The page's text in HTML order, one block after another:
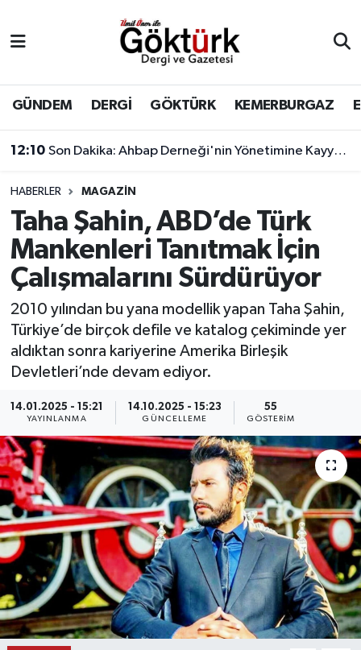
GÜNDEM DERGİ GÖKTÜRK KEMERBURGAZ
12:10 Son Dakika: Ahbap Derneği'nin Yönetimine Kayyum Atandı
HABERLER MAGAZİN
Taha Şahin, ABD’de Türk
Mankenleri Tanıtmak İçin
Çalışmalarını Sürdürüyor
2010 yılından bu yana modellik yapan Taha Şahin,
Türkiye’de birçok defile ve katalog çekiminde yer
aldıktan sonra kariyerine Amerika Birleşik
Devletleri’nde devam ediyor.
14.01.2025 - 15:21
YAYINLANMA
14.10.2025 - 15:23
GÜNCELLEME
55
GÖSTERIM
BİLİM
DERGİ
DÜNYA
EĞİTİM
EKONOMİ
GÖKTÜRK
GÜNDEM
MAGAZİN
ÖZEL HABER
SAĞLIK
SPOR
TEKNOLOJİ
Eyüpsultan Hava Durumu
Eyüpsultan Trafik Yoğunluk Haritası
Süper Lig Puan Durumu ve Fikstür
Tüm Manşetler
Son Dakika Haberleri
Haber Arşivi